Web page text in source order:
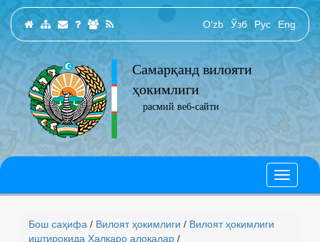
O‘zb Ўзб Рус Eng
Самарқанд вилояти
ҳокимлиги
расмий веб-сайти
Бош саҳифа / Вилоят ҳокимлиги / Вилоят ҳокимлиги
иштирокида Халқаро алоқалар /